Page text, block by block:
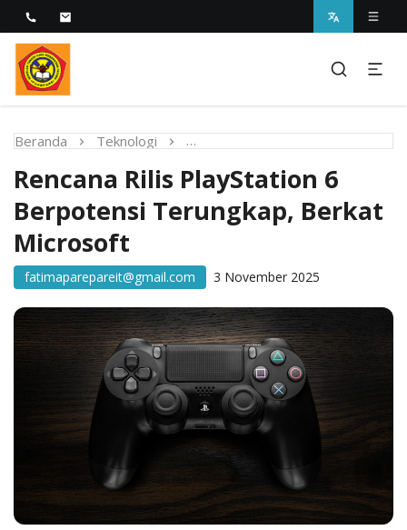
STIKES Fatima Parepare
Melayani dengan Kebijaksanaan Kasih
Beranda Teknologi Rencana Rilis PlayStation 6
Rencana Rilis PlayStation 6
Berpotensi Terungkap, Berkat
Microsoft
fatimaparepareit@gmail.com 3 November 2025